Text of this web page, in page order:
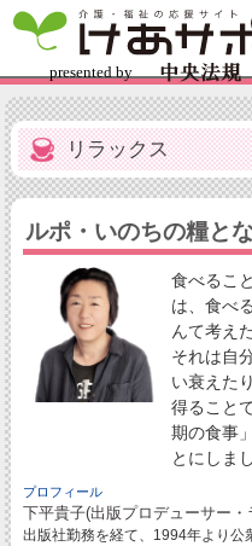
リラックス
ルポ・いのちの糧と
食べるこ
は、食べ
んて考え
それは自
い衰えた
得ること
期の食事
とにしま
プロフィール
下平貴子(出版プロデューサー・
出版社勤務を経て、1994年より公